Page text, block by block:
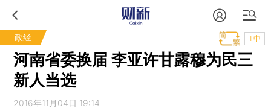
政经 T中
河南省委换届 李亚许甘露穆为民三
新人当选
2016年11月04日 19:14